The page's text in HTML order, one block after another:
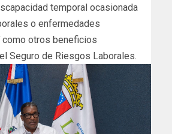
temporal ocasionada
o enfermedades
otros beneficios
Seguro de Riesgos Laborales.